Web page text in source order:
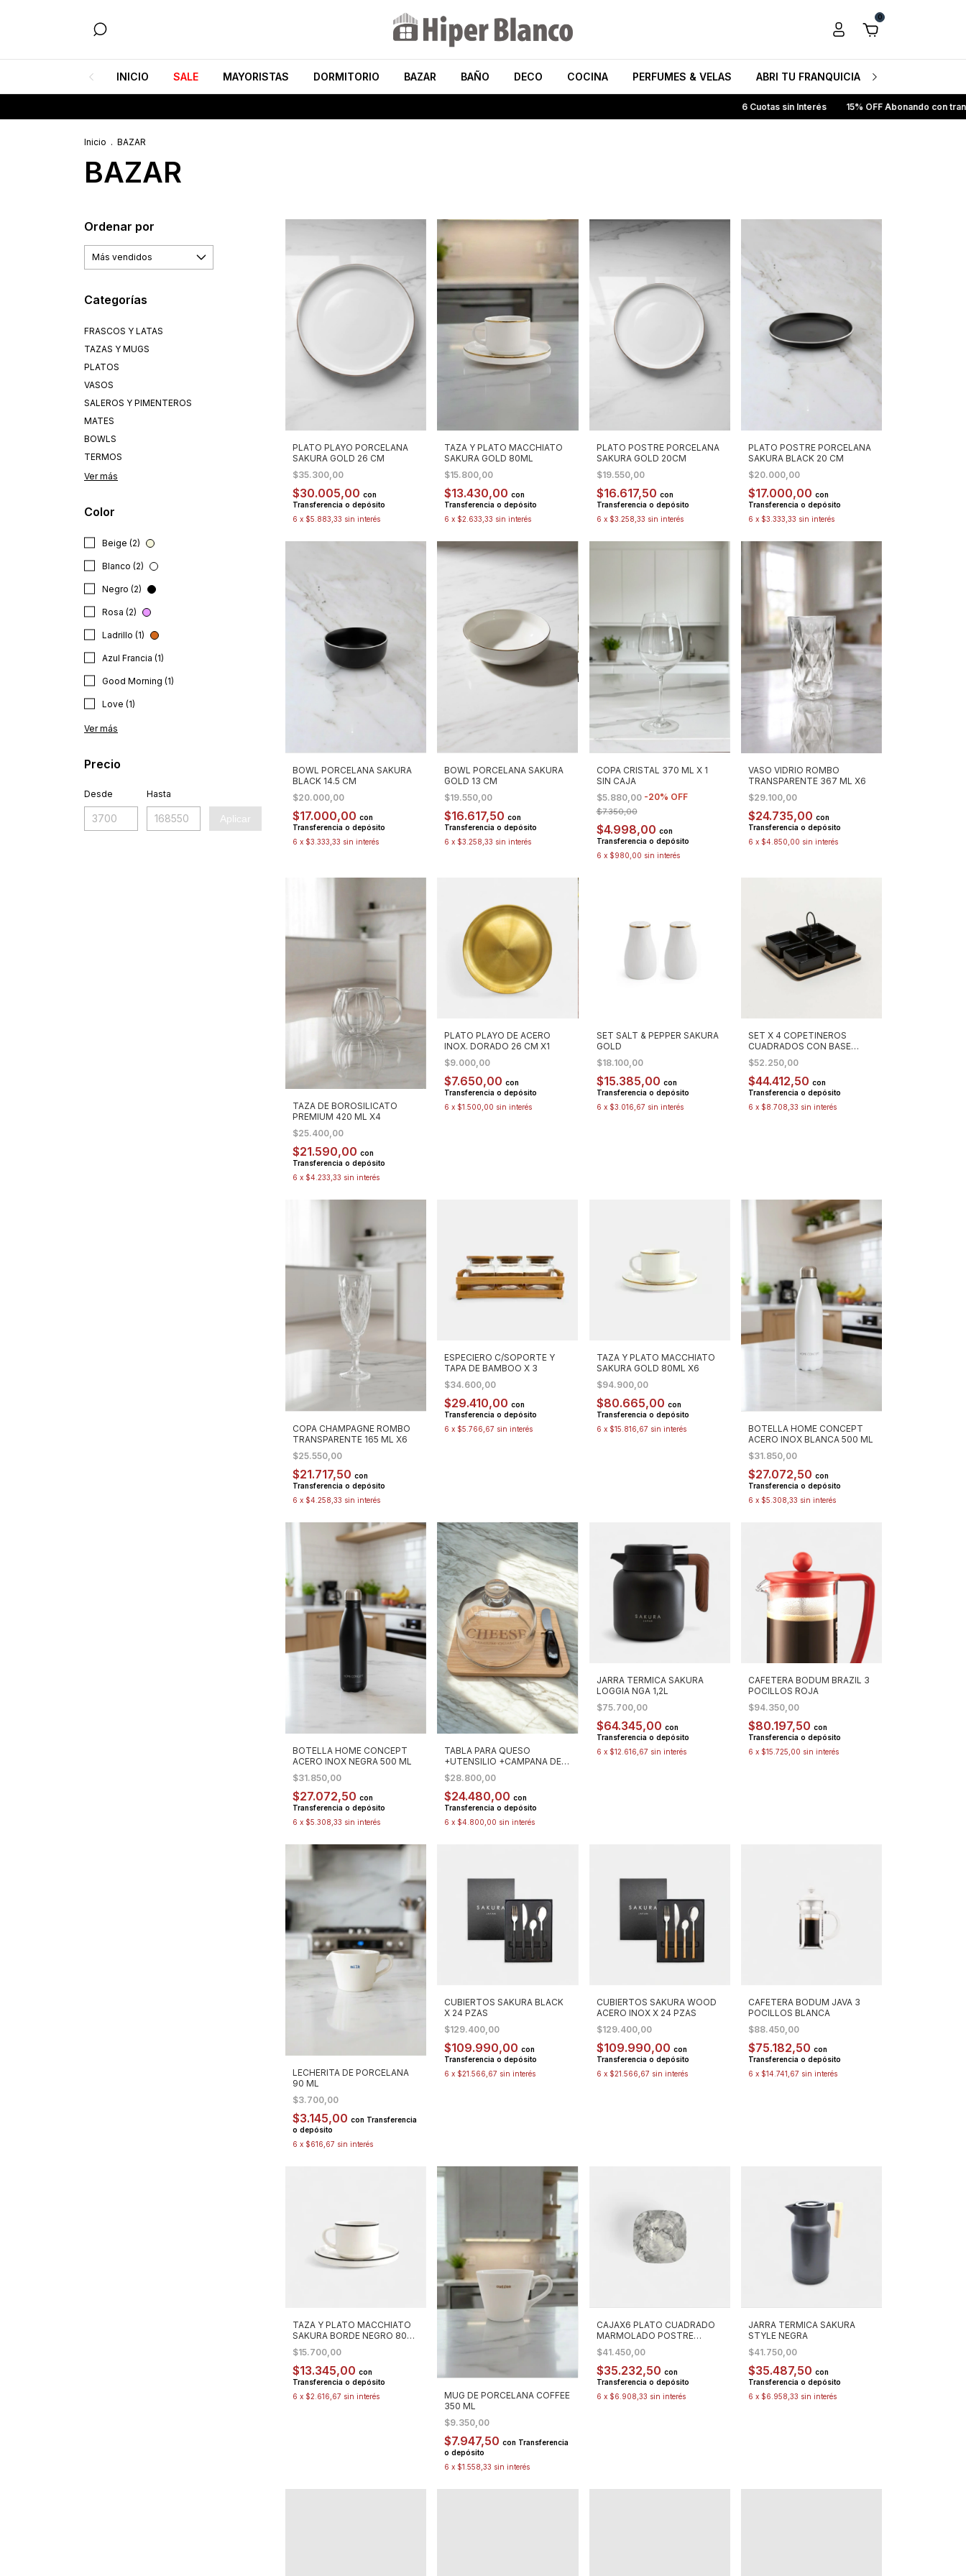
0
INICIO SALE MAYORISTAS DORMITORIO BAZAR BAÑO DECO COCINA PERFUMES & VELAS ABRI TU FRANQUICIA HB
6 Cuotas sin Interés 15% OFF Abonando con transferencia bancaria
Inicio . BAZAR
BAZAR
Ordenar por
Categorías
FRASCOS Y LATAS
TAZAS Y MUGS
PLATOS
VASOS
SALEROS Y PIMENTEROS
MATES
BOWLS
TERMOS
Ver más
Color
Beige (2)
Blanco (2)
Negro (2)
Rosa (2)
Ladrillo (1)
Azul Francia (1)
Good Morning (1)
Love (1)
Ver más
Precio
Desde Hasta
Aplicar
PLATO PLAYO PORCELANA
SAKURA GOLD 26 CM
$35.300,00
$30.005,00 con
Transferencia o depósito
6 x $5.883,33 sin interés
TAZA Y PLATO MACCHIATO
SAKURA GOLD 80ML
$15.800,00
$13.430,00con
Transferencia o depósito
6 x $2.633,33 sin interés
PLATO POSTRE PORCELANA
SAKURA GOLD 20CM
$19.550,00
$16.617,50 con
Transferencia o depósito
6 x $3.258,33 sin interés
PLATO POSTRE PORCELANA
SAKURA BLACK 20 CM
$20.000,00
$17.000,00 con
Transferencia o depósito
6 x $3.333,33 sin interés
BOWL PORCELANA SAKURA
BLACK 14.5 CM
$20.000,00
$17.000,00 con
Transferencia o depósito
6 x $3.333,33 sin interés
BOWL PORCELANA SAKURA
GOLD 13 CM
$19.550,00
$16.617,50con
Transferencia o depósito
6 x $3.258,33 sin interés
COPA CRISTAL 370 ML X 1
SIN CAJA
$5.880,00 -20% OFF
$7.350,00
$4.998,00 con
Transferencia o depósito
6 x $980,00 sin interés
VASO VIDRIO ROMBO
TRANSPARENTE 367 ML X6
$29.100,00
$24.735,00 con
Transferencia o depósito
6 x $4.850,00 sin interés
TAZA DE BOROSILICATO
PREMIUM 420 ML X4
$25.400,00
$21.590,00 con
Transferencia o depósito
6 x $4.233,33 sin interés
PLATO PLAYO DE ACERO
INOX. DORADO 26 CM X1
$9.000,00
$7.650,00con
Transferencia o depósito
6 x $1.500,00 sin interés
SET SALT & PEPPER SAKURA
GOLD
$18.100,00
$15.385,00 con
Transferencia o depósito
6 x $3.016,67 sin interés
SET X 4 COPETINEROS
CUADRADOS CON BASE
BAMBOO
$52.250,00
$44.412,50 con
Transferencia o depósito
6 x $8.708,33 sin interés
COPA CHAMPAGNE ROMBO
TRANSPARENTE 165 ML X6
$25.550,00
$21.717,50 con
Transferencia o depósito
6 x $4.258,33 sin interés
ESPECIERO C/SOPORTE Y
TAPA DE BAMBOO X 3
$34.600,00
$29.410,00con
Transferencia o depósito
6 x $5.766,67 sin interés
TAZA Y PLATO MACCHIATO
SAKURA GOLD 80ML X6
$94.900,00
$80.665,00 con
Transferencia o depósito
6 x $15.816,67 sin interés
BOTELLA HOME CONCEPT
ACERO INOX BLANCA 500 ML
$31.850,00
$27.072,50 con
Transferencia o depósito
6 x $5.308,33 sin interés
BOTELLA HOME CONCEPT
ACERO INOX NEGRA 500 ML
$31.850,00
$27.072,50 con
Transferencia o depósito
6 x $5.308,33 sin interés
TABLA PARA QUESO
+UTENSILIO +CAMPANA DE
VIDRIO 19X15X12 CM
$28.800,00
$24.480,00con
Transferencia o depósito
6 x $4.800,00 sin interés
JARRA TERMICA SAKURA
LOGGIA NGA 1,2L
$75.700,00
$64.345,00 con
Transferencia o depósito
6 x $12.616,67 sin interés
CAFETERA BODUM BRAZIL 3
POCILLOS ROJA
$94.350,00
$80.197,50 con
Transferencia o depósito
6 x $15.725,00 sin interés
LECHERITA DE PORCELANA
90 ML
$3.700,00
$3.145,00 con Transferencia
o depósito
6 x $616,67 sin interés
CUBIERTOS SAKURA BLACK
X 24 PZAS
$129.400,00
$109.990,00con
Transferencia o depósito
6 x $21.566,67 sin interés
CUBIERTOS SAKURA WOOD
ACERO INOX X 24 PZAS
$129.400,00
$109.990,00 con
Transferencia o depósito
6 x $21.566,67 sin interés
CAFETERA BODUM JAVA 3
POCILLOS BLANCA
$88.450,00
$75.182,50 con
Transferencia o depósito
6 x $14.741,67 sin interés
TAZA Y PLATO MACCHIATO
SAKURA BORDE NEGRO 80
ML
$15.700,00
$13.345,00 con
Transferencia o depósito
6 x $2.616,67 sin interés
MUG DE PORCELANA COFFEE
350 ML
$9.350,00
$7.947,50con Transferencia
o depósito
6 x $1.558,33 sin interés
CAJAX6 PLATO CUADRADO
MARMOLADO POSTRE
19X19X2CM
$41.450,00
$35.232,50 con
Transferencia o depósito
6 x $6.908,33 sin interés
JARRA TERMICA SAKURA
STYLE NEGRA
$41.750,00
$35.487,50 con
Transferencia o depósito
6 x $6.958,33 sin interés